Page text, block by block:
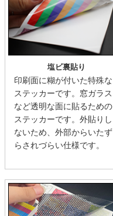
塩ビ裏貼り
印刷面に糊が付いた特殊な
ステッカーです。窓ガラス
など透明な面に貼るための
ステッカーです。外貼りし
ないため、外部からいたず
らされづらい仕様です。